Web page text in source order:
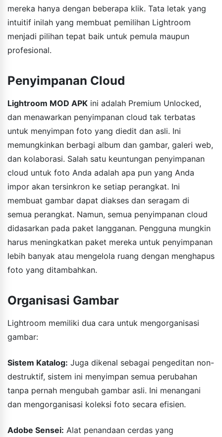
mereka hanya dengan beberapa klik. Tata letak yang
intuitif inilah yang membuat pemilihan Lightroom
menjadi pilihan tepat baik untuk pemula maupun
profesional.
Penyimpanan Cloud
Lightroom MOD APK ini adalah Premium Unlocked,
dan menawarkan penyimpanan cloud tak terbatas
untuk menyimpan foto yang diedit dan asli. Ini
memungkinkan berbagi album dan gambar, galeri web,
dan kolaborasi. Salah satu keuntungan penyimpanan
cloud untuk foto Anda adalah apa pun yang Anda
impor akan tersinkron ke setiap perangkat. Ini
membuat gambar dapat diakses dan seragam di
semua perangkat. Namun, semua penyimpanan cloud
didasarkan pada paket langganan. Pengguna mungkin
harus meningkatkan paket mereka untuk penyimpanan
lebih banyak atau mengelola ruang dengan menghapus
foto yang ditambahkan.
Organisasi Gambar
Lightroom memiliki dua cara untuk mengorganisasi
gambar:
Sistem Katalog: Juga dikenal sebagai pengeditan non-
destruktif, sistem ini menyimpan semua perubahan
tanpa pernah mengubah gambar asli. Ini menangani
dan mengorganisasi koleksi foto secara efisien.
Adobe Sensei: Alat penandaan cerdas yang